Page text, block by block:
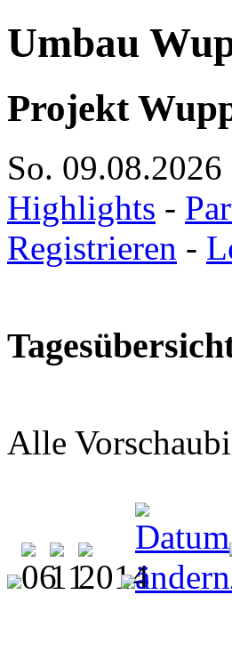
Umbau
Projekt
So. 09.08.2026
Highlights -
Registrieren -
Alle